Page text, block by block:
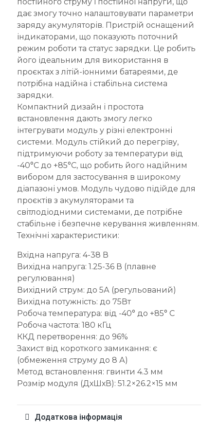
постійного струму і постійної напруги, що
дає змогу точно налаштовувати параметри
заряду акумуляторів. Пристрій оснащений
індикаторами, що показують поточний
режим роботи та статус зарядки. Це робить
його ідеальним для використання в
проєктах з літій-іонними батареями, де
потрібна надійна і стабільна система
зарядки.
Компактний дизайн і простота
встановлення дають змогу легко
інтегрувати модуль у різні електронні
системи. Модуль стійкий до перегріву,
підтримуючи роботу за температури від
-40°C до +85°C, що робить його надійним
вибором для застосування в широкому
діапазоні умов. Модуль чудово підійде для
проєктів з акумуляторами та
світлодіодними системами, де потрібне
стабільне і безпечне керування живленням.
Технічні характеристики:
Вхідна напруга: 4-38 В
Вихідна напруга: 1.25-36 В (плавне
регулювання)
Вихідний струм: до 5А (регульований)
Вихідна потужність: до 75Вт
Робоча температура: від -40° до +85° C
Робоча частота: 180 кГц
ККД перетворення: до 96%
Захист від короткого замикання: є
(обмеження струму до 8 А)
Метод встановлення: гвинти 4.3 мм
Розмір модуля (ДхШхВ): 51.2×26.2×15 мм
Додаткова інформація